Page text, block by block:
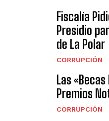
Fiscalía
Presidio
de La Polar
CORRUPCIÓN
Las
Premios
CORRUPCIÓN